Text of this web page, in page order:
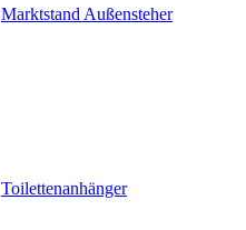
Marktstand Außensteher
Toilettenanhänger